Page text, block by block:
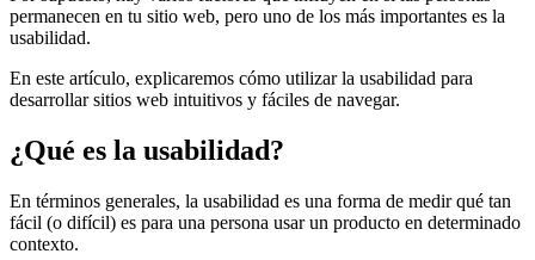
permanecen en tu sitio web, pero uno de los más importantes es la
usabilidad.
En este artículo, explicaremos cómo utilizar la usabilidad para
desarrollar sitios web intuitivos y fáciles de navegar.
¿Qué es la usabilidad?
En términos generales, la usabilidad es una forma de medir qué tan
fácil (o difícil) es para una persona usar un producto en determinado
contexto.